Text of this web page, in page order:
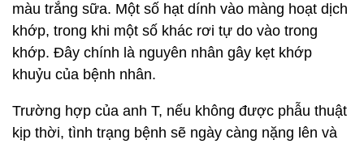
màu trắng sữa. Một số hạt dính vào màng hoạt dịch
khớp, trong khi một số khác rơi tự do vào trong
khớp. Đây chính là nguyên nhân gây kẹt khớp
khuỷu của bệnh nhân.
Trường hợp của anh T, nếu không được phẫu thuật
kịp thời, tình trạng bệnh sẽ ngày càng nặng lên và